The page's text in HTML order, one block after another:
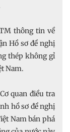
thông tin về
Hồ sơ đề nghị
thép không gỉ
Nam.
quan điều tra
hồ sơ đề nghị
Nam bán phá